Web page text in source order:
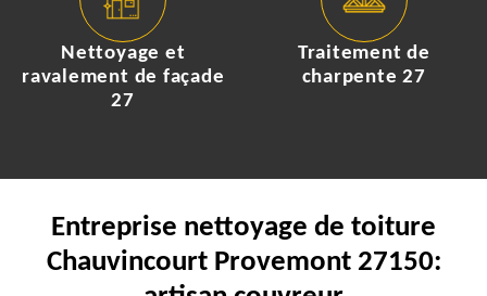
Nettoyage et
ravalement de façade
27
Traitement de
charpente 27
Entreprise nettoyage de toiture
Chauvincourt Provemont 27150: